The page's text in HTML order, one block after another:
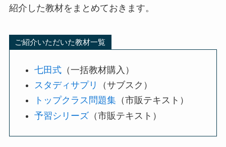
紹介した教材をまとめておきます。
ご紹介いただいた教材一覧
七田式 （一括教材購入）
スタディサプリ
（サブスク）
トップクラス問題集 （市販テキスト）
予習シリーズ （市販テキスト）